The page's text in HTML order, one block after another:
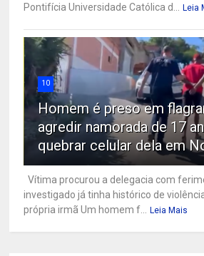
Pontifícia Universidade Católica d...
Leia
10
Homem é preso em
agredir namorada de 17
quebrar celular dela em
Vítima procurou a delegacia com
investigado já tinha histórico de
própria irmã Um homem f...
Leia Mais